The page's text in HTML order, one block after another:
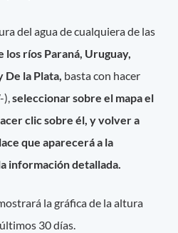
del agua de cualquiera de las
los ríos Paraná, Uruguay,
De la Plata, basta con hacer
),seleccionar sobre el mapa el
clic sobre él, y volver a
que aparecerá a la
información detallada.
la gráfica de la altura
30 días.